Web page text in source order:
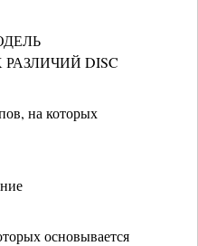
DISC
на которых
основывается